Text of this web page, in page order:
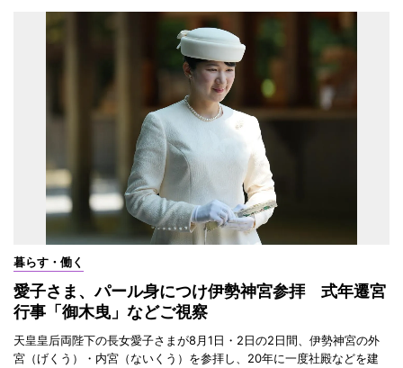
暮らす・働く
愛子さま、パール身につけ伊勢神宮参拝 式年遷宮
行事「御木曳」などご視察
天皇皇后両陛下の長女愛子さまが8月1日・2日の2日間、伊勢神宮の外
宮（げくう）・内宮（ないくう）を参拝し、20年に一度社殿などを建